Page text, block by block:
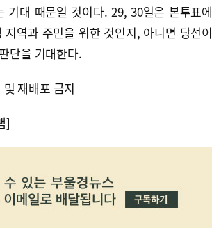
기대 때문일 것이다. 29, 30일은 본투표에
역과 주민을 위한 것인지, 아니면 당선이
단을 기대한다.
재배포 금지
]